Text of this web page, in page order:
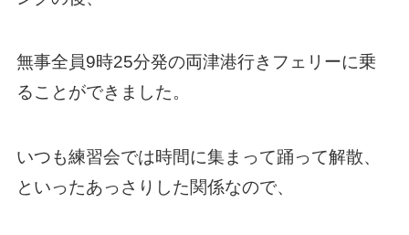
無事全員9時25分発の両津港行きフェリーに乗
ることができました。
いつも練習会では時間に集まって踊って解散、
といったあっさりした関係なので、